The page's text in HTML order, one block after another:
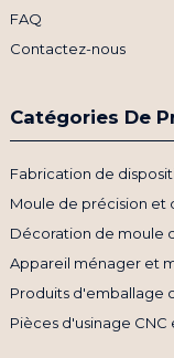
FAQ
Contactez-nous
Catégories De
Fabrication de
Moule de précision et
Décoration de moule
Appareil ménager et
Produits d'emballage
Pièces d'usinage CNC